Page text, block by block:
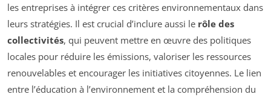
les entreprises à intégrer ces critères environnementaux dans
leurs stratégies. Il est crucial d’inclure aussi le rôle des
collectivités, qui peuvent mettre en œuvre des politiques
locales pour réduire les émissions, valoriser les ressources
renouvelables et encourager les initiatives citoyennes. Le lien
entre l’éducation à l’environnement et la compréhension du